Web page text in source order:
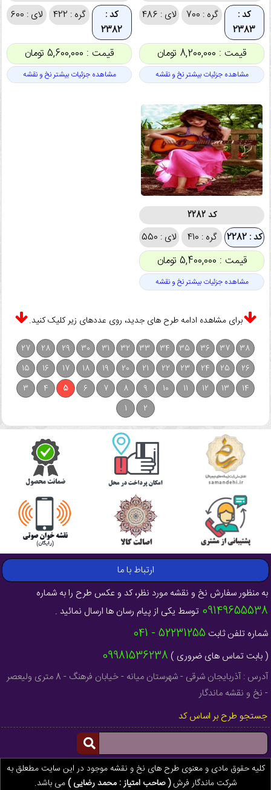
کد :
2383
گره : 700 لای : 486
قیمت : 8,200,000 تومان
مشاهده جزئیات بیشتر نخ و نقشه
کد :
2382
گره : 422 لای : 600
قیمت : 5,600,000 تومان
مشاهده جزئیات بیشتر نخ و نقشه
کد 2282
کد : 2282 گره : 410 لای : 550
قیمت : 5,400,000 تومان
مشاهده جزئیات بیشتر نخ و نقشه
برای مشاهده ادامه طرح های جدید، روی عددهای زیر کلیک کنید.
38
37
36
35
34
33
32
31
30
29
28
27
26
25
24
23
22
21
20
19
18
17
16
15
14
13
12
11
10
9
8
7
6
5
4
3
2
1
ارتباط با ما
به منظور سفارش نخ و نقشه مورد نظر، کد و عکس طرح را به شماره
09149655538 توسط یکی از پیام رسان ها ارسال نمائید .
شماره تلفن ثابت 52231255 - 041
( بابت تماس های ضروری ) 09981536238
آدرس : آذربایجان شرقی - شهرستان میانه - خیابان فرهنگ - 8 متری ولیعصر
- نخ و نقشه ماندگار
جستجو طرح بر اساس کد
کلیه حقوق مادی و معنوی طرح های نخ و نقشه موجود در این سایت مطعلق به
شرکت ماندگار فرش( صاحب امتیاز : محمد رضایی )می باشد.